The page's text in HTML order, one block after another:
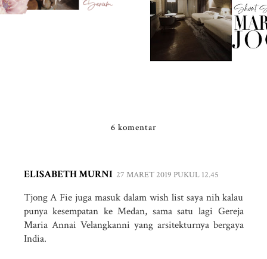
6 komentar
ELISABETH MURNI 27 MARET 2019 PUKUL 12.45
Tjong A Fie juga masuk dalam wish list saya nih kalau
punya kesempatan ke Medan, sama satu lagi Gereja
Maria Annai Velangkanni yang arsitekturnya bergaya
India.